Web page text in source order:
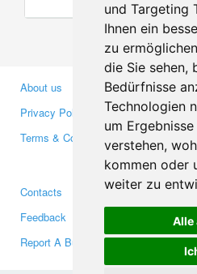
und Targeting
Ihnen ein
zu
die Sie sehen,
Bedürfnisse
Technologien
um
verstehen,
kommen oder
weiter zu
Alle
About us
Privacy Policy
Terms & Conditions
Contacts
Feedback
Report A Bug